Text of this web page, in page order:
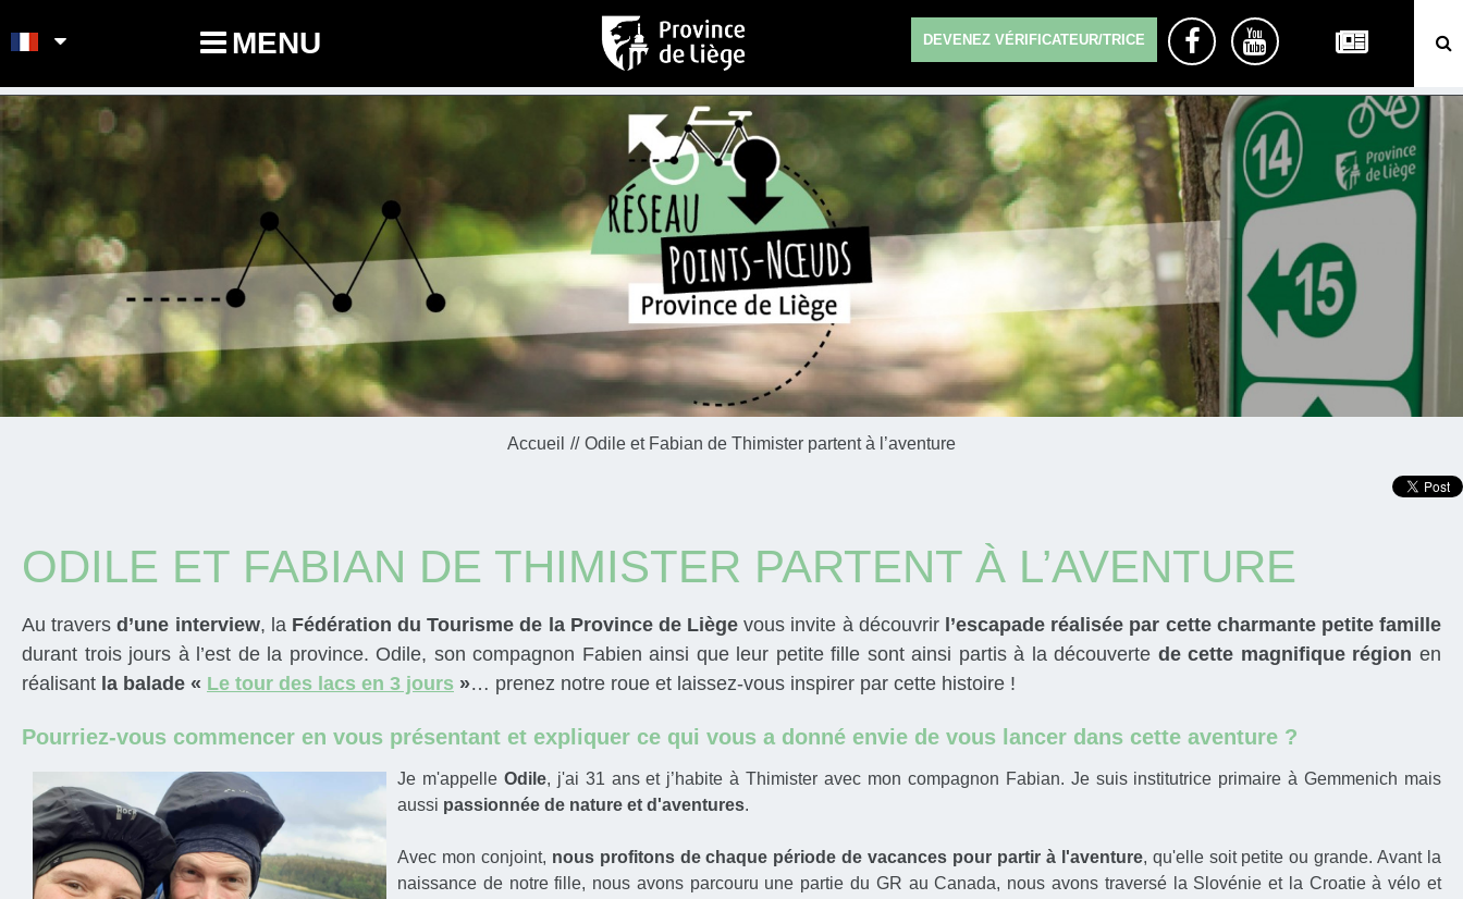
MENU DEVENEZ VÉRIFICATEUR/TRICE
Accueil Odile et Fabian de Thimister partent à l’aventure
ODILE ET FABIAN DE THIMISTER PARTENT À L’AVENTURE
Au traversd’une interview, la Fédération du Tourisme de la Province de Liège vous invite à découvrir l’escapade réalisée par cette charmante petite famille
durant trois jours à l’est de la province. Odile, son compagnon Fabien ainsi que leur petite fille sont ainsi partis à la découverte de cette magnifique région en
réalisant la balade « Le tour des lacs en 3 jours »… prenez notre roue et laissez-vous inspirer par cette histoire !
Pourriez-vous commencer en vous présentant et expliquer ce qui vous a donné envie de vous lancer dans cette aventure ?
Je m'appelle Odile, j'ai 31 ans et j’habite à Thimister avec mon compagnon Fabian. Je suis institutrice primaire à Gemmenich mais
aussi passionnée de nature et d'aventures.
Avec mon conjoint, nous profitons de chaque période de vacances pour partir à l'aventure, qu'elle soit petite ou grande. Avant la
naissance de notre fille, nous avons parcouru une partie du GR au Canada, nous avons traversé la Slovénie et la Croatie à vélo et